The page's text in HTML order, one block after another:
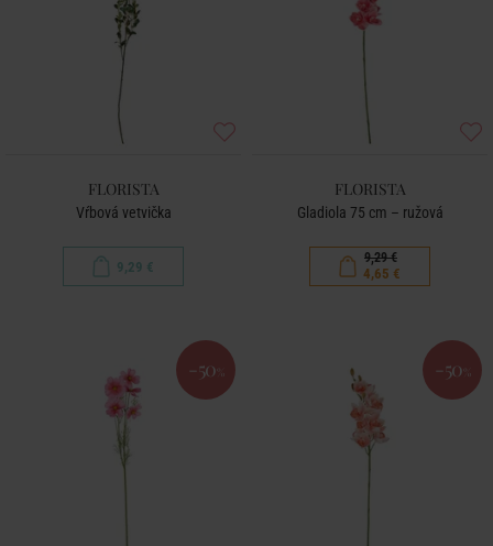
FLORISTA
Vŕbová vetvička
9,29 €
FLORISTA
Gladiola 75 cm – ružová
9,29 €
4,65 €
-50 % -50 %